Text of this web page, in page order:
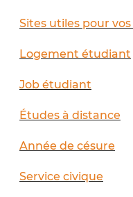
Sites utiles pour
Logement étudiant
Job étudiant
Études à distance
Année de césure
Service civique